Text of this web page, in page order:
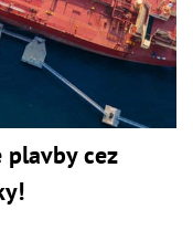
cez